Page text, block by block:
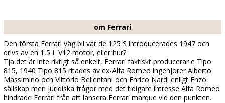
om Ferrari
Den första Ferrari väg bil var de 125 S introducerades 1947 och
drivs av en 1,5 L V12 motor, eller hur?
Tja det är inte riktigt så enkelt, Ferrari faktiskt producerar e Tipo
815, 1940 Tipo 815 ritades av ex-Alfa Romeo ingenjörer Alberto
Massimino och Vittorio Bellentani och Enrico Nardi enligt Enzo
sällskap men juridiska frågor med det tidigare intresse Alfa Romeo
hindrade Ferrari från att lansera Ferrari marque vid den punkten.